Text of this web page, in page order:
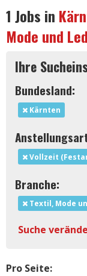
1 Jobs in
Mode und
Ihre
Bundesland:
Kärnten
Vollzeit
Branche:
Textil, Mode
Suche
Pro Seite: